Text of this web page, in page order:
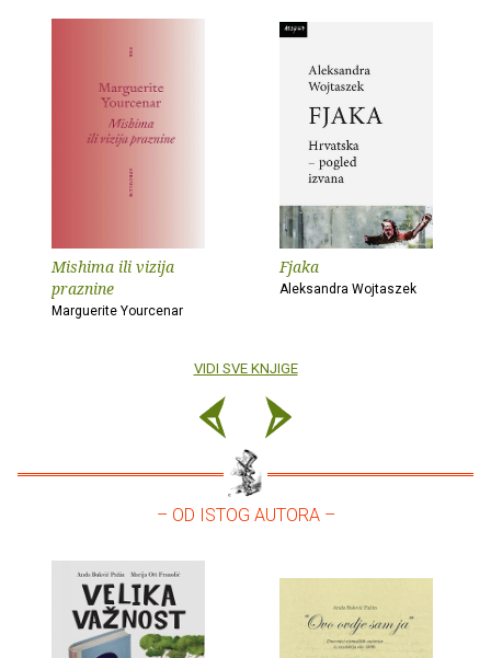
Mishima ili vizija
praznine
Marguerite Yourcenar
Fjaka
Aleksandra Wojtaszek
VIDI SVE KNJIGE
– OD ISTOG AUTORA –